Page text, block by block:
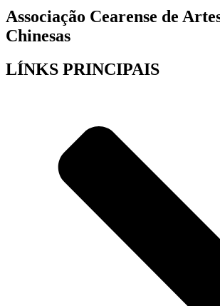
Associação Cearense de
Chinesas
LÍNKS PRINCIPAIS